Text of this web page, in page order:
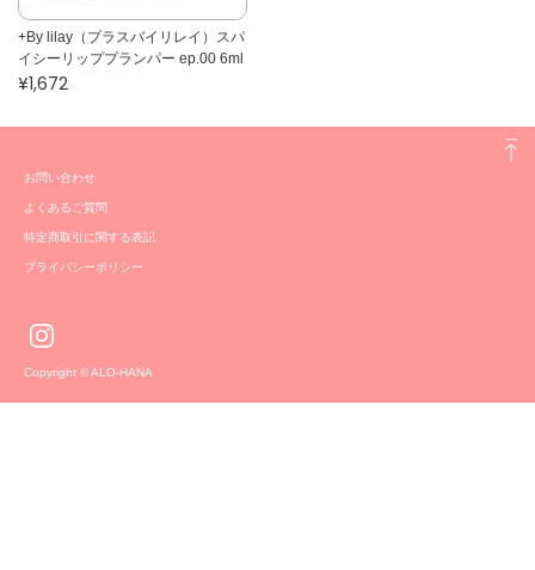
+By lilay（プラスバイリレイ）スパ
イシーリッププランパー ep.00 6ml
¥1,672
お問い合わせ
よくあるご質問
特定商取引に関する表記
プライバシーポリシー
Copyright © ALO-HANA